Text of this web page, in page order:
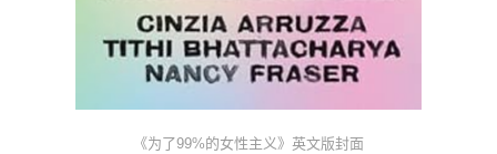
《为了99%的女性主义》英文版封面